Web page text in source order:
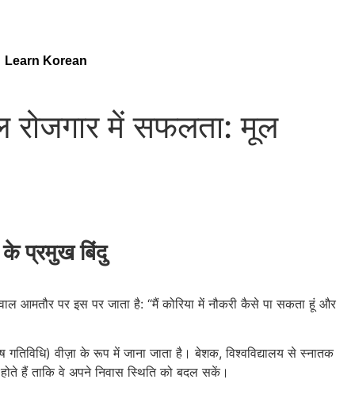
Learn Korean
में सफलता: मूल
के प्रमुख बिंदु
पर इस पर जाता है: “मैं कोरिया में नौकरी कैसे पा सकता हूं और
वीज़ा के रूप में जाना जाता है। बेशक, विश्वविद्यालय से स्नातक
हैं ताकि वे अपने निवास स्थिति को बदल सकें।